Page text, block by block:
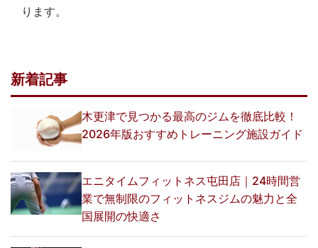
ります。
新着記事
木更津で見つかる最高のジムを徹底比較！
2026年版おすすめトレーニング施設ガイド
エニタイムフィットネス屯田店｜24時間営
業で無制限のフィットネスジムの魅力と全
国展開の快適さ